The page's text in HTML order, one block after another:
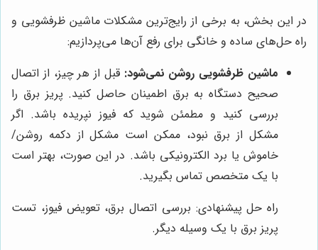
در این بخش، به برخی از رایج‌ترین مشکلات ماشین ظرفشویی و
راه حل‌های ساده و خانگی برای رفع آن‌ها می‌پردازیم:
ماشین ظرفشویی روشن نمی‌شود: قبل از هر چیز، از اتصال
صحیح دستگاه به برق اطمینان حاصل کنید. پریز برق را
بررسی کنید و مطمئن شوید که فیوز نپریده باشد. اگر
مشکل از برق نبود، ممکن است مشکل از دکمه روشن/
خاموش یا برد الکترونیکی باشد. در این صورت، بهتر است
با یک متخصص تماس بگیرید.
راه حل پیشنهادی: بررسی اتصال برق، تعویض فیوز، تست
پریز برق با یک وسیله دیگر.